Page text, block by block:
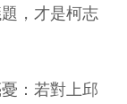
，才是柯志
：若對上邱